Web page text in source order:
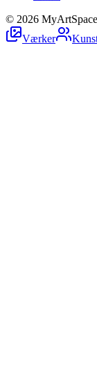
© 2026
Værker